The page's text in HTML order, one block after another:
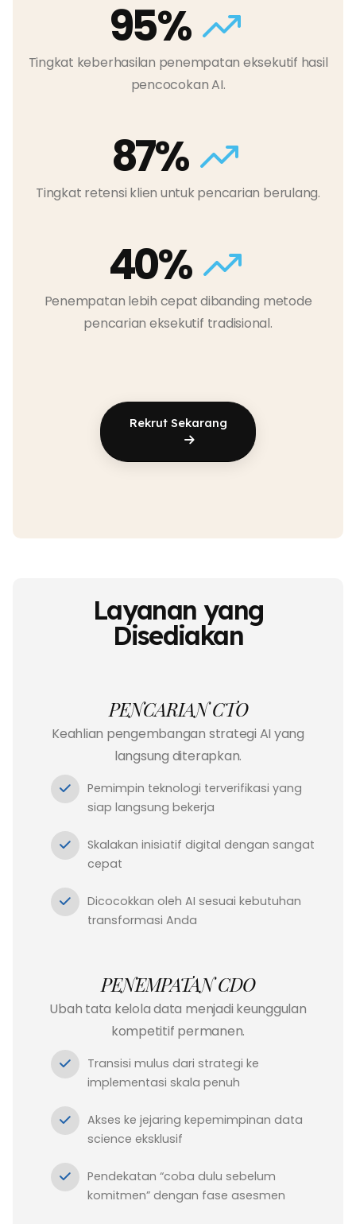
95%
Tingkat keberhasilan penempatan eksekutif hasil
pencocokan AI.
87%
Tingkat retensi klien untuk pencarian berulang.
40%
Penempatan lebih cepat dibanding metode
pencarian eksekutif tradisional.
Rekrut Sekarang
Layanan yang
Disediakan
PENCARIAN CTO
Keahlian pengembangan strategi AI yang
langsung diterapkan.
Pemimpin teknologi terverifikasi yang
siap langsung bekerja
Skalakan inisiatif digital dengan sangat
cepat
Dicocokkan oleh AI sesuai kebutuhan
transformasi Anda
PENEMPATAN CDO
Ubah tata kelola data menjadi keunggulan
kompetitif permanen.
Transisi mulus dari strategi ke
implementasi skala penuh
Akses ke jejaring kepemimpinan data
science eksklusif
Pendekatan “coba dulu sebelum
komitmen” dengan fase asesmen